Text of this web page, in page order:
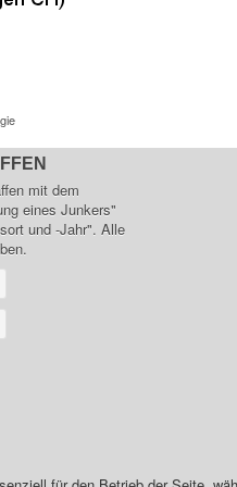
mit dem
eines Junkers"
und -Jahr". Alle